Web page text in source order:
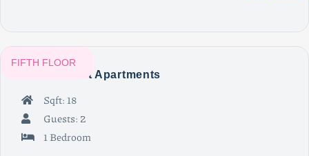
FIFTH FLOOR
Athens Smart Apartments
Sqft: 18
Guests: 2
1 Bedroom